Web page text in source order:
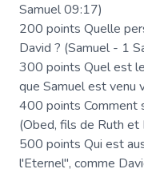
Samuel 09:17)
200 points Quelle
David ? (Samuel - 1
300 points Quel est
que Samuel est venu
400 points Comment
(Obed, fils de Ruth et
500 points Qui est
l'Eternel", comme